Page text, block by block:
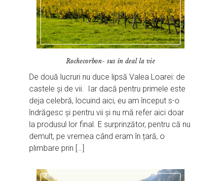
Rochecorbon- sus în deal la vie
De două lucruri nu duce lipsă Valea Loarei: de
castele și de vii. Iar dacă pentru primele este
deja celebră, locuind aici, eu am început s-o
îndrăgesc și pentru vii și nu mă refer aici doar
la produsul lor final. E surprinzător, pentru că nu
demult, pe vremea când eram în țară, o
plimbare prin […]